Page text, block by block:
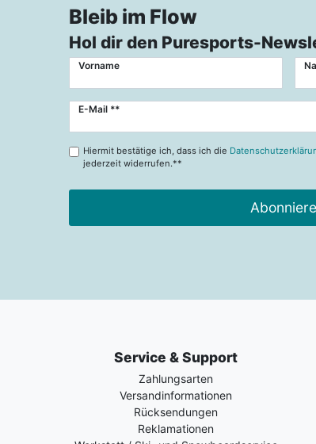
Bleib im Flow
Hol dir den Puresports-
Vorname
E-Mail **
Newsletter
Hiermit bestätige ich, dass ich die
jederzeit widerrufen.**
Service & Support
Zahlungsarten
Versandinformationen
Rücksendungen
Reklamationen